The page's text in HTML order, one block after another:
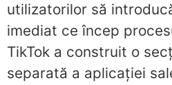
utilizatorilor să
imediat ce încep
TikTok a construit o
separată a aplicației